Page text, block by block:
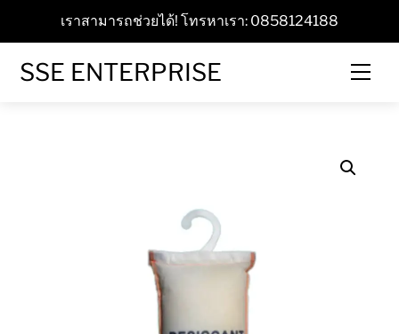
content
เราสามารถช่วยได้! โทรหาเรา: 0858124188
SSE ENTERPRISE